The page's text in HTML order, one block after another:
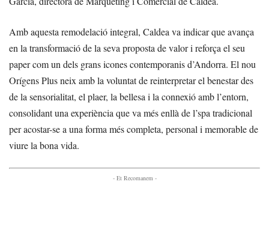
Amb aquesta remodelació integral, Caldea va indicar que avança
en la transformació de la seva proposta de valor i reforça el seu
paper com un dels grans icones contemporanis d’Andorra. El nou
Orígens Plus neix amb la voluntat de reinterpretar el benestar des
de la sensorialitat, el plaer, la bellesa i la connexió amb l’entorn,
consolidant una experiència que va més enllà de l’spa tradicional
per acostar-se a una forma més completa, personal i memorable de
viure la bona vida.
- Et Recomanem -